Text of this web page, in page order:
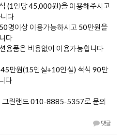
(1인당 45,000원)을 이용해주시고
다
명이상 이용가능하시고 50만원을
다
용품은 비용없이 이용가능합니다
45만원(15인실+10인실) 석식 90만
다
그린랜드 010-8885-5357로 문의
댓글